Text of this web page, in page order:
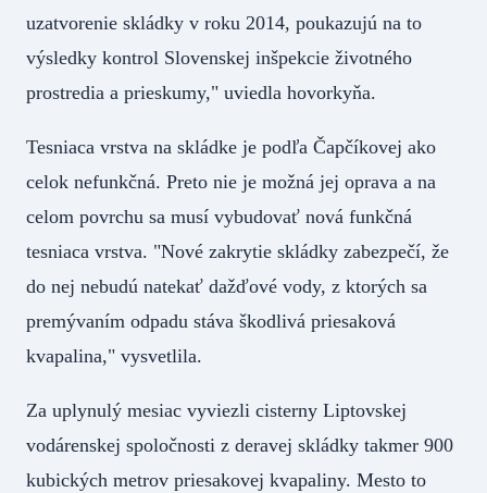
uzatvorenie skládky v roku 2014, poukazujú na to
výsledky kontrol Slovenskej inšpekcie životného
prostredia a prieskumy," uviedla hovorkyňa.
Tesniaca vrstva na skládke je podľa Čapčíkovej ako
celok nefunkčná. Preto nie je možná jej oprava a na
celom povrchu sa musí vybudovať nová funkčná
tesniaca vrstva. "Nové zakrytie skládky zabezpečí, že
do nej nebudú natekať dažďové vody, z ktorých sa
premývaním odpadu stáva škodlivá priesaková
kvapalina," vysvetlila.
Za uplynulý mesiac vyviezli cisterny Liptovskej
vodárenskej spoločnosti z deravej skládky takmer 900
kubických metrov priesakovej kvapaliny. Mesto to